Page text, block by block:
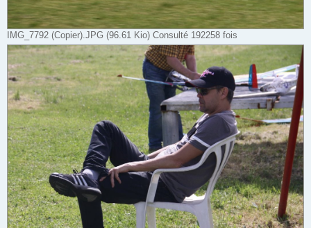
IMG_7792 (Copier).JPG (96.61 Kio) Consulté 192258 fois